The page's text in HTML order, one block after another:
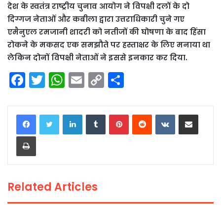
देश के स्वतंत्र राष्ट्रीय चुनाव आयोग ने विपक्षी दलों के दो
दिग्गज नेताओं और कबीला द्वारा उत्तराधिकारी चुने गए
एमैनुएल रमजानी शादरी को नतीजों की घोषणा के बाद हिंसा
रोकने के मकसद एक समझौते पर हस्ताक्षर के लिए मनाया था
लेकिन दोनों विपक्षी नेताओं ने इससे इनकार कर दिया.
F
a
c
e
b
o
k
T
w
itt
er
W
h
a
ts
p
E
m
ai
C
o
p
n
ar
LinkedInTumblrPinterestReddit VKontakteShare via Email
Print
Related Articles